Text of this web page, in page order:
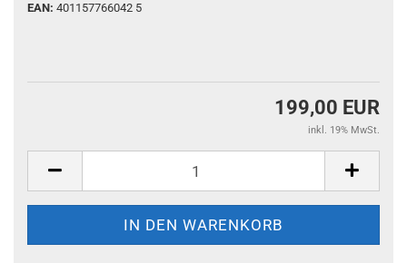
EAN: 401157766042 5
199,00 EUR
inkl. 19% MwSt.